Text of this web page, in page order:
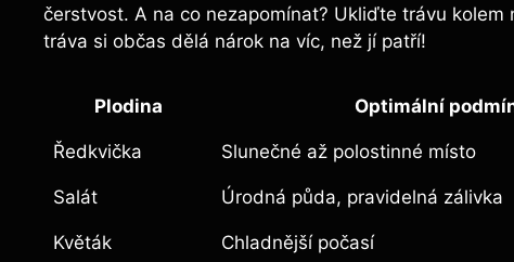
čerstvost. A na co nezapomínat? Ukliďte trávu kolem
tráva si občas dělá nárok na víc, než jí ⁣patří!
Plodina Optimální
Ředkvička Slunečné ​až polostinné místo
Salát Úrodná půda, pravidelná zálivka
Květák Chladnější⁣ počasí